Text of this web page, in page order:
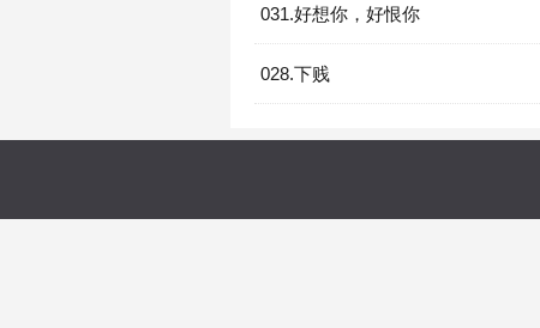
031.好想你，好恨你
028.下贱